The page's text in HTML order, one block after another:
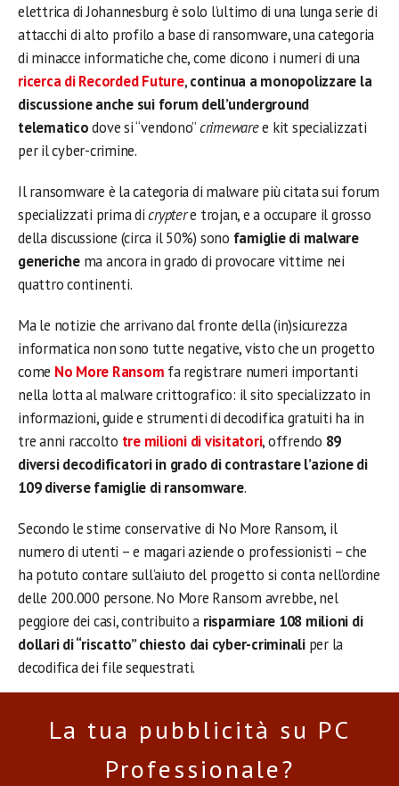
elettrica di Johannesburg è solo l’ultimo di una lunga serie di
attacchi di alto profilo a base di ransomware, una categoria
di minacce informatiche che, come dicono i numeri di una
ricerca di Recorded Future,continua a monopolizzare la
discussione anche sui forum dell’underground
telematicodove si “vendono”crimewaree kit specializzati
per il cyber-crimine.
Il ransomware è la categoria di malware più citata sui forum
specializzati prima dicryptere trojan, e a occupare il grosso
della discussione (circa il 50%) sono famiglie di malware
generichema ancora in grado di provocare vittime nei
quattro continenti.
Ma le notizie che arrivano dal fronte della (in)sicurezza
informatica non sono tutte negative, visto che un progetto
come No More Ransom fa registrare numeri importanti
nella lotta al malware crittografico: il sito specializzato in
informazioni, guide e strumenti di decodifica gratuiti ha in
tre anni raccolto tre milioni di visitatori, offrendo 89
diversi decodificatori in grado di contrastare l’azione di
109 diverse famiglie di ransomware.
Secondo le stime conservative di No More Ransom, il
numero di utenti – e magari aziende o professionisti – che
ha potuto contare sull’aiuto del progetto si conta nell’ordine
delle 200.000 persone. No More Ransom avrebbe, nel
peggiore dei casi, contribuito a risparmiare 108 milioni di
dollari di “riscatto” chiesto dai cyber-criminaliper la
decodifica dei file sequestrati.
La tua pubblicità su PC
Professionale?